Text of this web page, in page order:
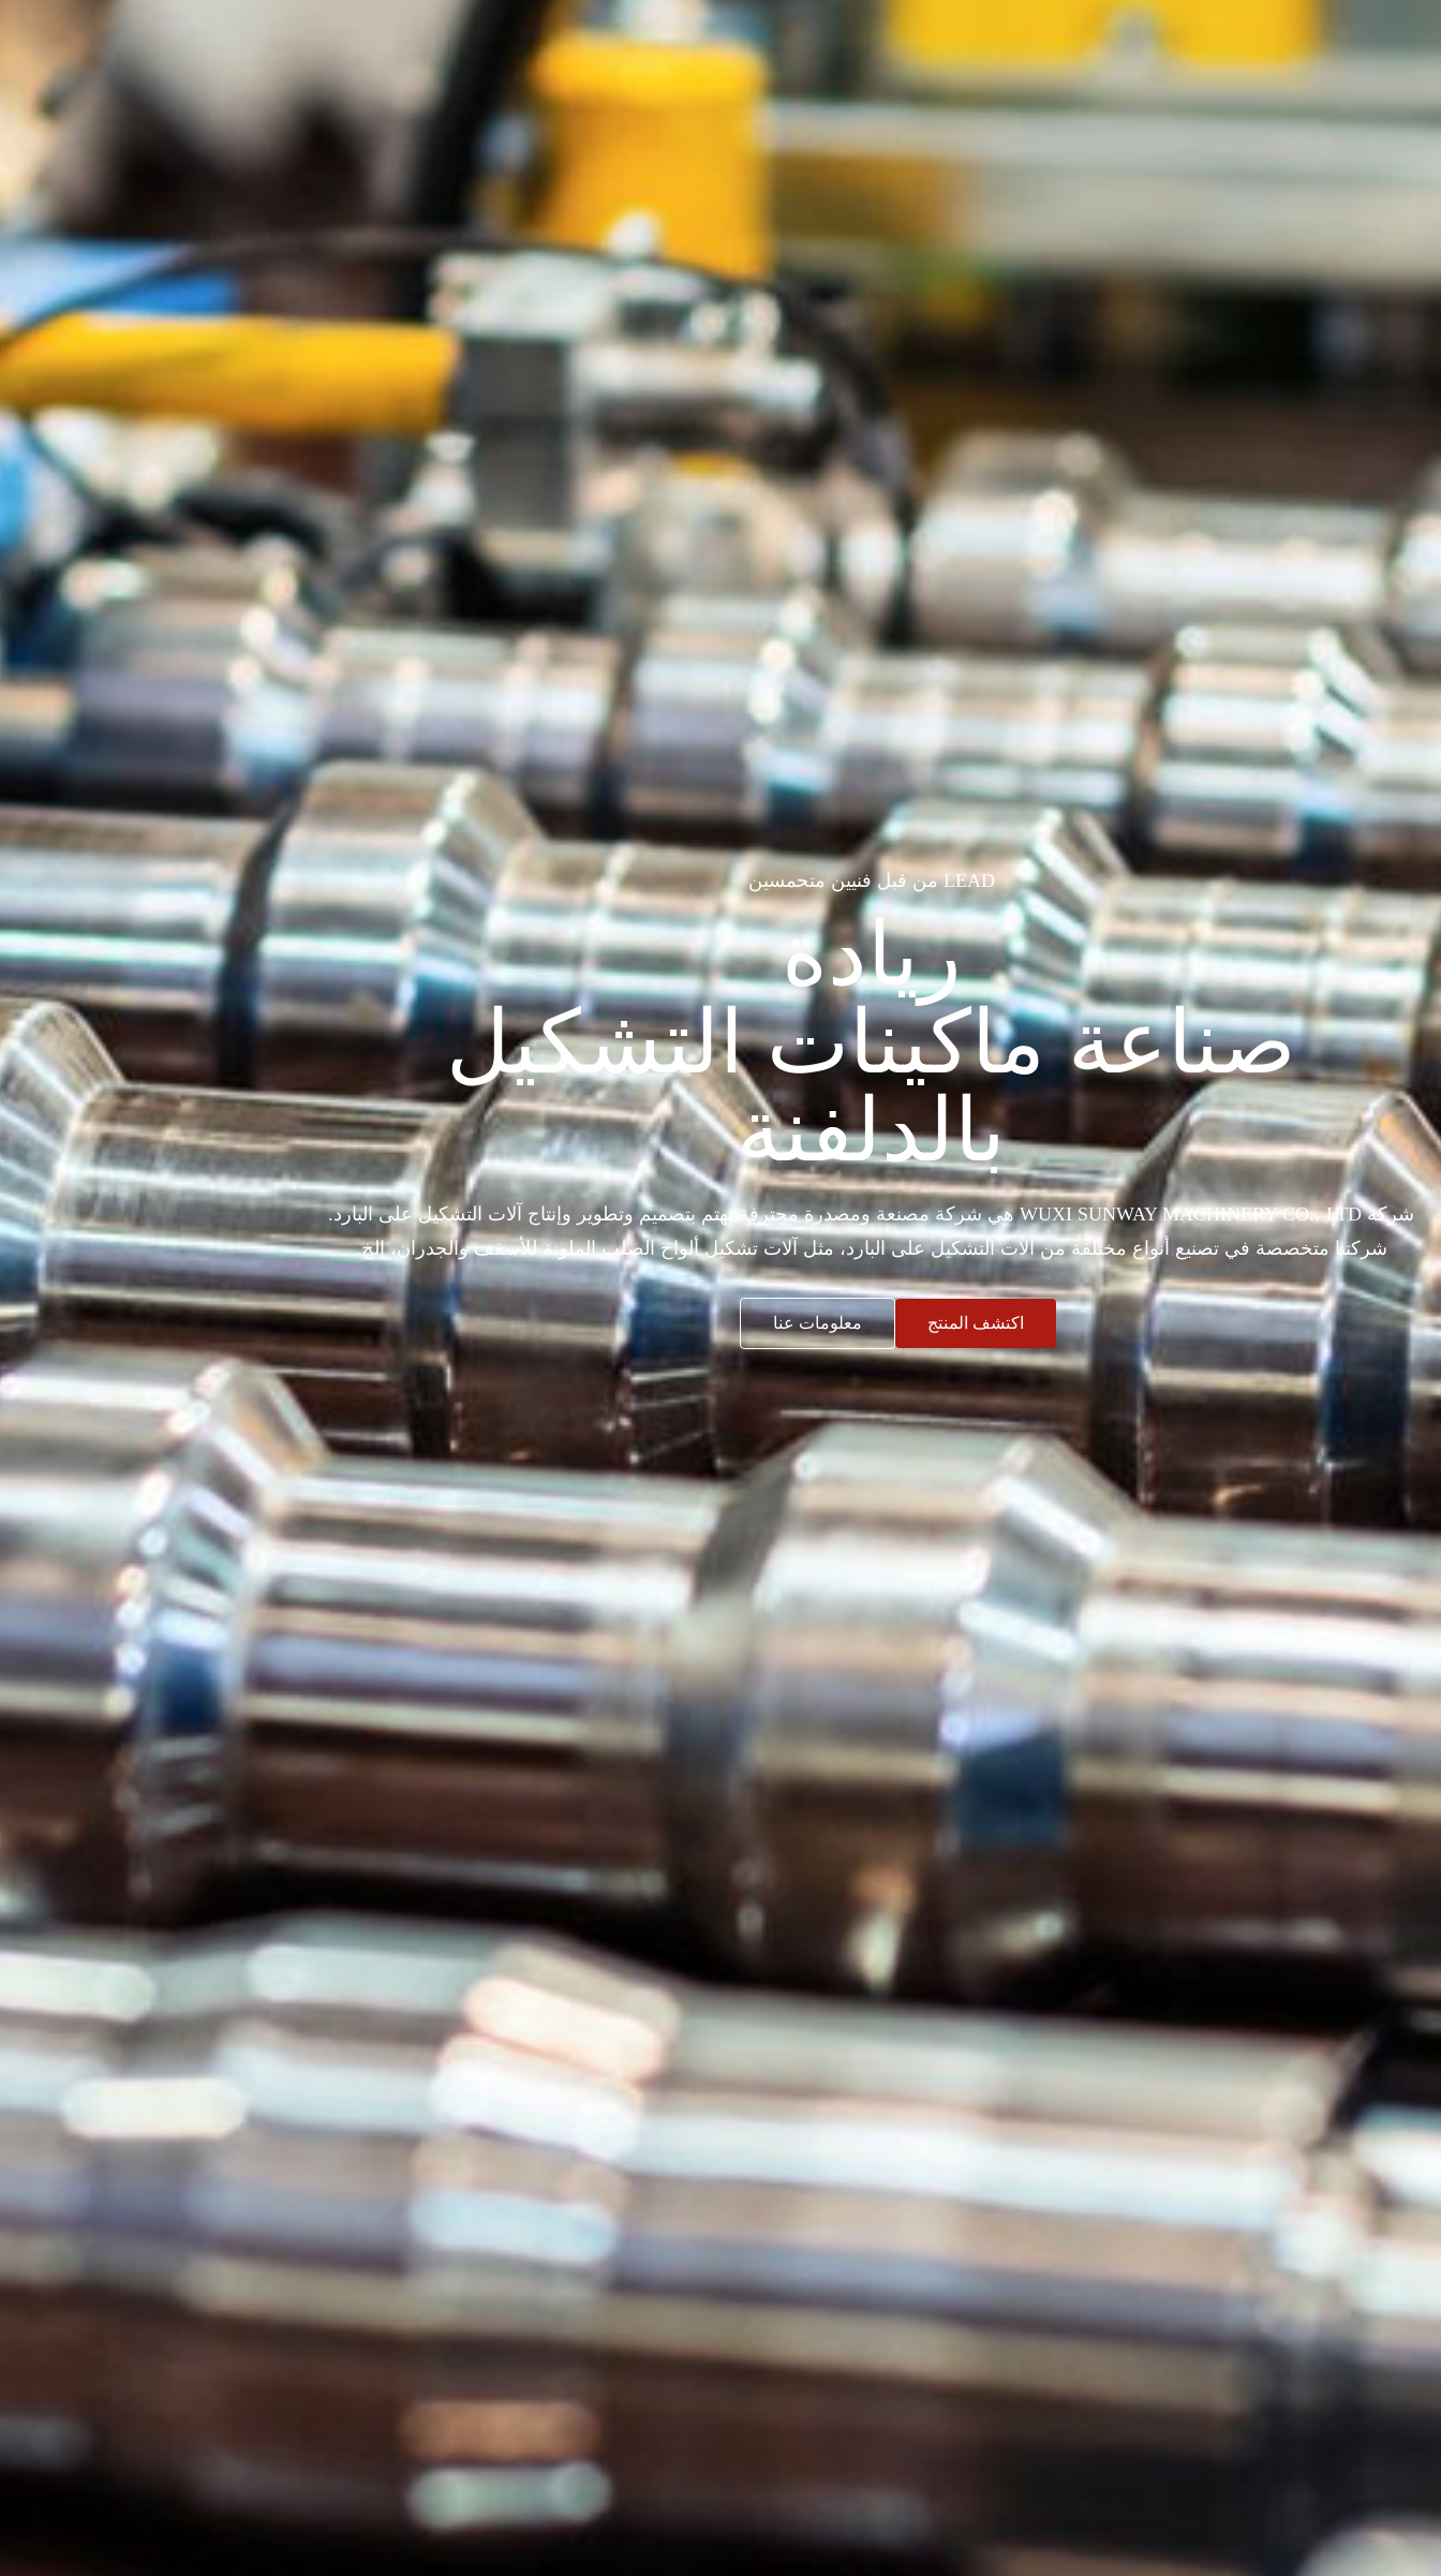
LEAD من قبل فنيين متحمسين
ريادة
صناعة ماكينات التشكيل
بالدلفنة
شركة WUXI SUNWAY MACHINERY CO.، LTD هي شركة مصنعة ومصدرة محترفة تهتم بتصميم وتطوير وإنتاج آلات التشكيل على البارد.
شركتنا متخصصة في تصنيع أنواع مختلفة من آلات التشكيل على البارد، مثل آلات تشكيل ألواح الصلب الملونة للأسقف والجدران، إلخ.
اكتشف المنتج معلومات عنا